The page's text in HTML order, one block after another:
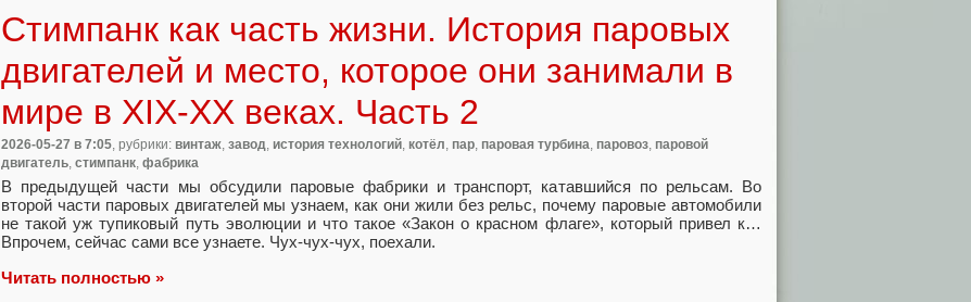
Стимпанк как часть жизни. История паровых
двигателей и место, которое они занимали в
мире в XIX-XX веках. Часть 2
2026-05-27 в 7:05 , рубрики: винтаж завод история технологий котёл пар паровая турбина паровоз паровой
двигатель стимпанк фабрика
В предыдущей части мы обсудили паровые фабрики и транспорт, катавшийся по рельсам. Во
второй части паровых двигателей мы узнаем, как они жили без рельс, почему паровые автомобили
не такой уж тупиковый путь эволюции и что такое «Закон о красном флаге», который привел к…
Впрочем, сейчас сами все узнаете. Чух-чух-чух, поехали.
Читать полностью »